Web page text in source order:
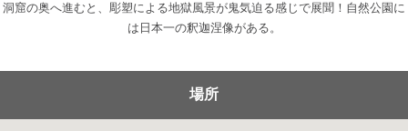
洞窟の奥へ進むと、彫塑による地獄風景が鬼気迫る感じで展聞！自然公園に
は日本一の釈迦涅像がある。
場所